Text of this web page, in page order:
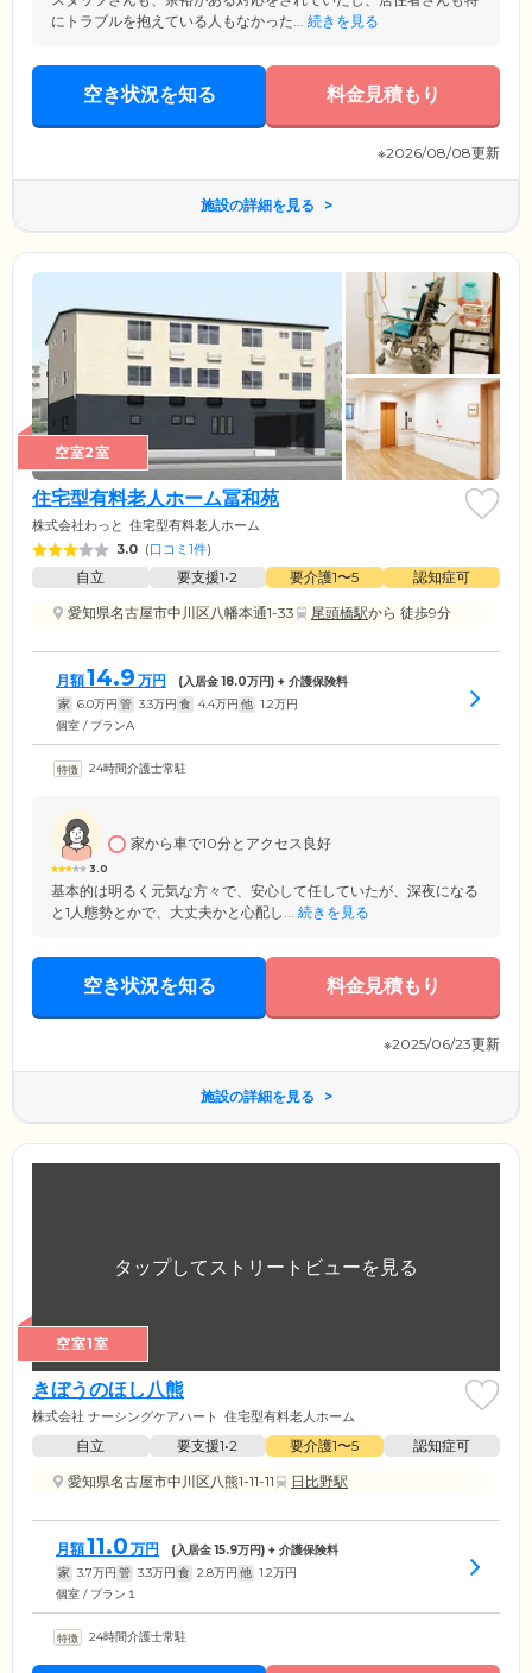
にトラブルを抱えている人もなかった... 続きを見る
空き状況を知る 料金見積もり
※2026/08/08更新
施設の詳細を見る
空室2室
住宅型有料老人ホーム冨和苑
株式会社わっと 住宅型有料老人ホーム
3.0 (口コミ1件)
自立 要支援1•2 要介護1〜5
認知症可
愛知県名古屋市中川区八幡本通1-33
尾頭橋駅から 徒歩9分
月額14.9 万円 (入居金18.0万円) + 介護保険料
家 6.0万円 管 3.3万円 食 4.4万円 他 1.2万円
個室 / プランA
24時間介護士常駐
3.0
家から車で10分とアクセス良好
基本的は明るく元気な方々で、安心して任していたが、深夜になる
と1人態勢とかで、大丈夫かと心配し... 続きを見る
空き状況を知る 料金見積もり
※2025/06/23更新
施設の詳細を見る
空室1室
きぼうのほし八熊
株式会社 ナーシングケアハート 住宅型有料老人ホーム
自立 要支援1•2 要介護1〜5
認知症可
愛知県名古屋市中川区八熊1-11-11
日比野駅
月額11.0 万円 (入居金15.9万円) + 介護保険料
家 3.7万円 管 3.3万円 食 2.8万円 他 1.2万円
個室 / プラン１
24時間介護士常駐